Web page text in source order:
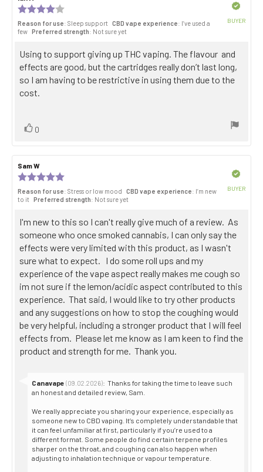
author:date:
4.0
out
5
stars
Reason for use: Sleep support CBD vape experience: I’ve used a
few Preferred strength: Not sure yet
BUYER
Review
text:
Using to support giving up THC vaping. The flavour and
effects are good, but the cartridges really don’t last long,
so I am having to be restrictive in using them due to the
cost.
Vote
0
Review
author:
Sam W
date:
5.0
out
5
stars
Reason for use: Stress or low mood CBD vape experience: I’m new
to it
Preferred strength: Not sure yet
BUYER
Review
text:
I'm new to this so I can't really give much of a review. As
someone who once smoked cannabis, I can only say the
effects were very limited with this product, as I wasn't
sure what to expect. I do some roll ups and my
experience of the vape aspect really makes me cough so
im not sure if the lemon/acidic aspect contributed to this
experience. That said, I would like to try other products
and any suggestions on how to stop the coughing would
be very helpful, including a stronger product that I will feel
effects from. Please let me know as I am keen to find the
product and strength for me. Thank you.
Reply
from:
Canavape (09.02.2026): Thanks for taking the time to leave such
an honest and detailed review, Sam.
We really appreciate you sharing your experience, especially as
someone new to CBD vaping. It’s completely understandable that
it can feel unfamiliar at first, particularly if you’re used to a
different format. Some people do find certain terpene profiles
sharper on the throat, and coughing can also happen when
adjusting to inhalation technique or vapour temperature.